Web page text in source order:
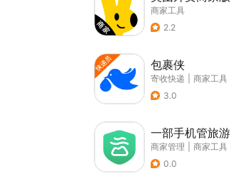
商家工具
2.2
包裹侠
寄收快递
商家工具
3.0
一部手机管旅游
商家管理 商家工具
0.0